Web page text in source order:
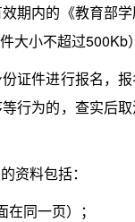
期内的《教育部
大小不超过500Kb
件进行报名，报
行为的，查实后
料包括：
同一页）；